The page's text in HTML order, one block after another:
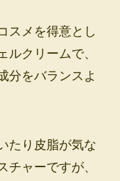
スメを得意とし
ルクリームで、
分をバランスよ
たり皮脂が気な
チャーですが、